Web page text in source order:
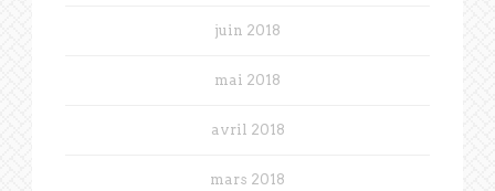
juin 2018
mai 2018
avril 2018
mars 2018